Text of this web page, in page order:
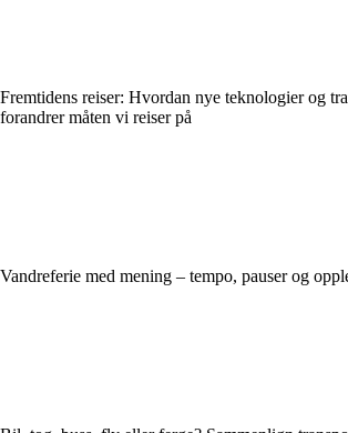
Fremtidens reiser: Hvordan nye teknologier og
forandrer måten vi reiser på
Vandreferie med mening – tempo, pauser og